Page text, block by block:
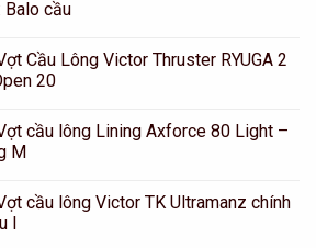
Balo cầu
Cầu Lông Victor Thruster RYUGA 2
20
cầu lông Lining Axforce 80 Light –
M
cầu lông Victor TK Ultramanz chính
l